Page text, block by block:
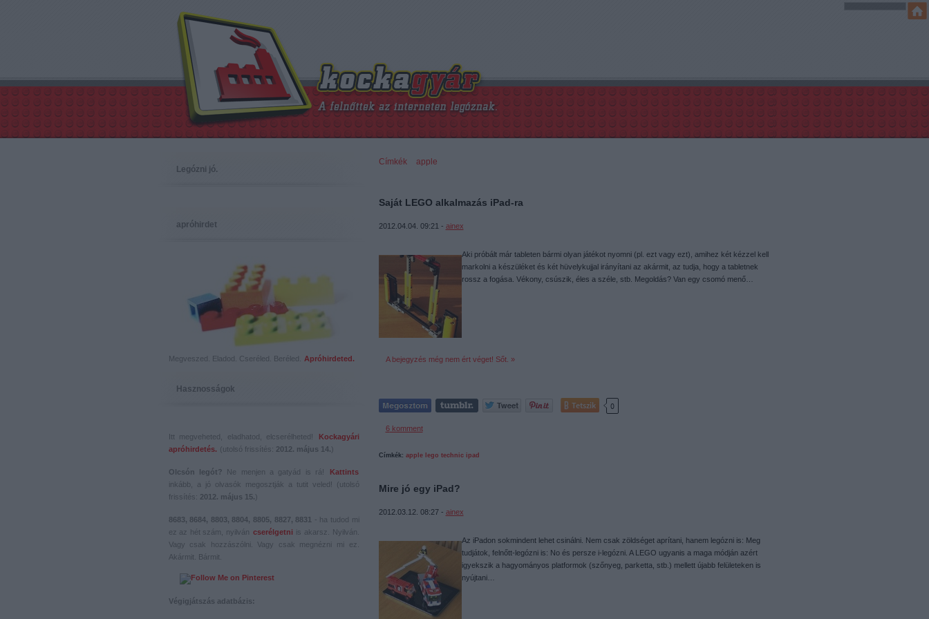
Legózni jó.
apróhirdet
Megveszed. Eladod. Cseréled. Beréled. Apróhirdeted.
Hasznosságok
Itt megveheted, eladhatod, elcserélheted!
Kockagyári
apróhirdetés. (utolsó frissítés: 2012. május 14.)
Olcsón legót? Ne menjen a gatyád is rá!
Kattints
inkább, a jó olvasók megosztják a tutit veled! (utolsó
frissítés: 2012. május 15.)
8683, 8684, 8803, 8804, 8805, 8827, 8831 - ha tudod mi
ez az hét szám, nyilván
cserélgetni
is akarsz. Nyilván.
Vagy csak hozzászólni. Vagy csak megnézni mi ez.
Akármit. Bármit.
Végigjátszás adatbázis:
Címkék» apple
Saját LEGO alkalmazás iPad-ra
2012.04.04. 09:21 - ainex
Aki próbált már tableten bármi olyan játékot nyomni (pl. ezt vagy ezt), amihez két kézzel kell
markolni a készüléket és két hüvelykujjal irányítani az akármit, az tudja, hogy a tabletnek
rossz a fogása. Vékony, csúszik, éles a széle, stb. Megoldás? Van egy csomó menő…
A bejegyzés még nem ért véget! Sőt. »
Tetszik 0
6komment
Címkék: apple lego technic ipad
Mire jó egy iPad?
2012.03.12. 08:27 - ainex
Az iPadon sokmindent lehet csinálni. Nem csak zöldséget aprítani, hanem legózni is: Meg
tudjátok, felnőtt-legózni is: No és persze i-legózni. A LEGO ugyanis a maga módján azért
igyekszik a hagyományos platformok (szőnyeg, parketta, stb.) mellett újabb felületeken is
nyújtani…